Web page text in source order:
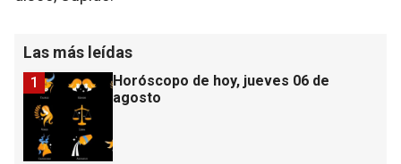
Las más leídas
Horóscopo de hoy, jueves 06 de
agosto
1